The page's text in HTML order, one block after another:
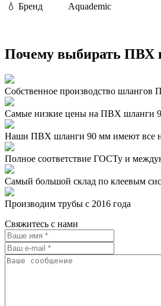
💧 Бренд Aquademic
Почему выбирать ПВХ
Собственное производство
Самые низкие цены на ПВХ шланги
Наши ПВХ шланги 90 мм имеют все
Полное соответствие ГОСТу и
Самый большой склад по клеевым
Производим трубы с 2016 года
Свяжитесь с нами